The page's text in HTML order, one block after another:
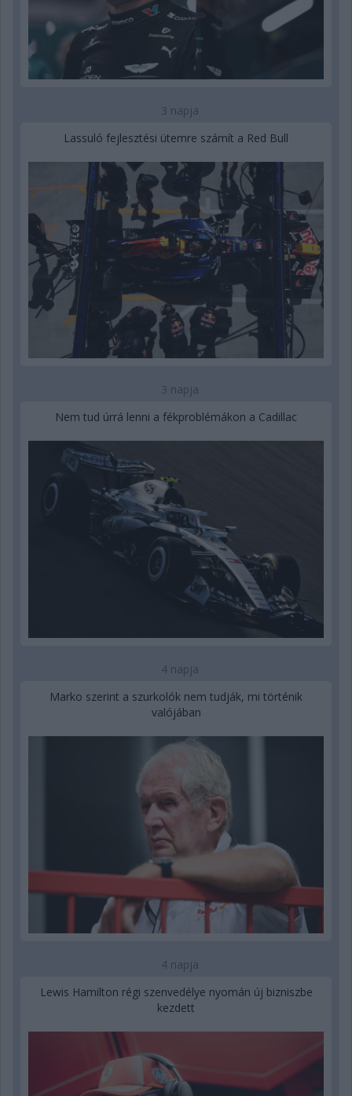
3 napja
Lassuló fejlesztési ütemre számít a Red Bull
3 napja
Nem tud úrrá lenni a fékproblémákon a Cadillac
4 napja
Marko szerint a szurkolók nem tudják, mi történik
valójában
4 napja
Lewis Hamilton régi szenvedélye nyomán új bizniszbe
kezdett